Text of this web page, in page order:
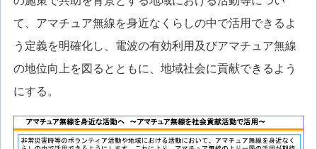
て、アマチュア無線を身近なくらしの中で活用できるよ
う定義を明確化し、電波の有効利用及びアマチュア無線
の地位向上を図るとともに、地域社会に貢献できるよう
にする。